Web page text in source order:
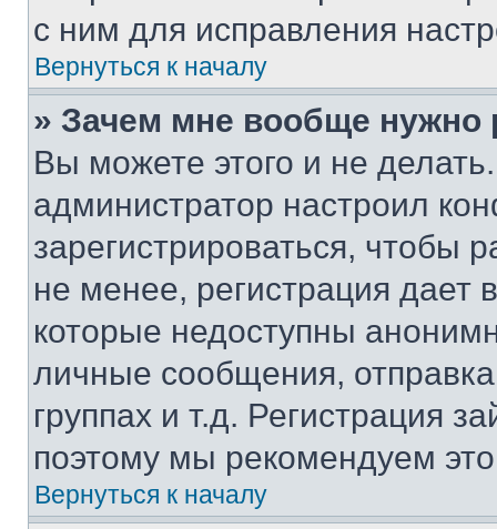
с ним для исправления
Вернуться к началу
» Зачем мне вообще нужно
Вы можете этого и не
администратор настроил
зарегистрироваться, чтобы
не менее, регистрация
которые недоступны
личные сообщения,
группах и т.д. Регистрация
поэтому мы рекомендуем
Вернуться к началу